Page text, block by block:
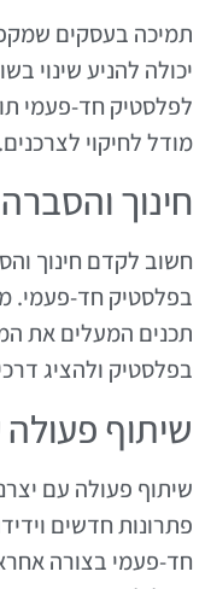
תמיכה בעסקים
יכולה להניע שינוי
לפלסטיק חד-פעמי
מודל לחיקוי לצרכנים.
חינוך והסברה
חשוב לקדם חינוך
בפלסטיק חד-פעמי.
תכנים המעלים את
בפלסטיק ולהציג
שיתוף
שיתוף פעולה עם
פתרונות חדשים
חד-פעמי בצורה